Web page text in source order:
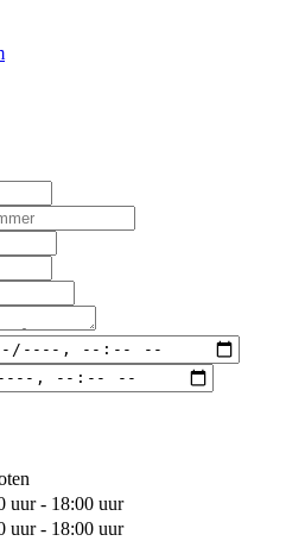
uur - 18:00 uur
uur - 18:00 uur